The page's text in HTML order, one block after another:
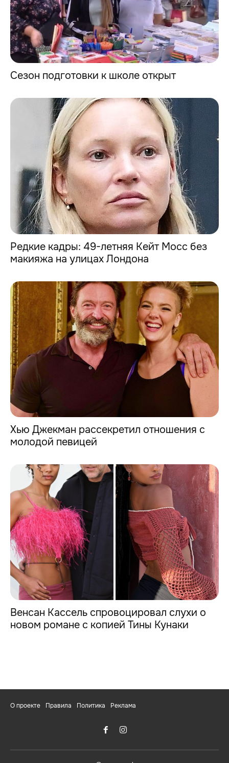
Сезон подготовки к школе открыт
Редкие кадры: 49-летняя Кейт Мосс без
макияжа на улицах Лондона
Хью Джекман рассекретил отношения с
молодой певицей
Венсан Кассель спровоцировал слухи о
новом романе с копией Тины Кунаки
О проекте Правила Политика Реклама